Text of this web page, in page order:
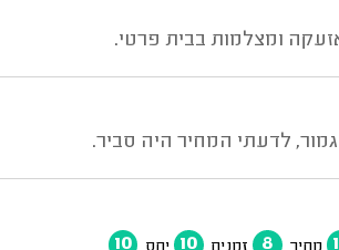
ומצלמות בבית פרטי.
לדעתי המחיר היה סביר.
8
10
10